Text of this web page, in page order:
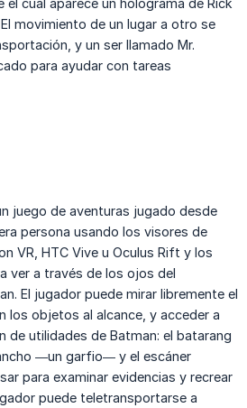
el cual aparece un holograma de Rick
movimiento de un lugar a otro se
y un ser llamado Mr.
para ayudar con tareas
juego de aventuras jugado desde
persona usando los visores de
VR, HTC Vive u Oculus Rift y los
ver a través de los ojos del
El jugador puede mirar libremente el
los objetos al alcance, y acceder a
de utilidades de Batman: el batarang
—un garfio— y el escáner
para examinar evidencias y recrear
puede teletransportarse a